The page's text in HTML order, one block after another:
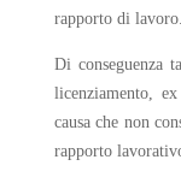
rapporto di lavoro.
Di conseguenza
licenziamento,
causa che non
rapporto